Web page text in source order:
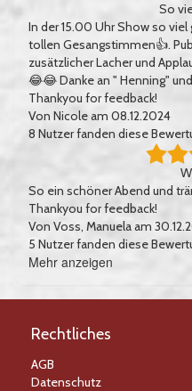
So
In der 15.00 Uhr Show so
tollen Gesangstimmen👍.
zusätzlicher Lacher und
😂😂 Danke an " Henning"
Thankyou for feedback!
Von Nicoleam 08.12.2024
8 Nutzer fanden diese
So ein schöner Abend und
Thankyou for feedback!
Von Voss, Manuelaam
5 Nutzer fanden diese
Mehr anzeigen
Rechtliches
AGB
Datenschutz